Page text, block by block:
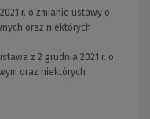
r. o zmianie ustawy o
oraz niektórych
z 2 grudnia 2021 r. o
oraz niektórych